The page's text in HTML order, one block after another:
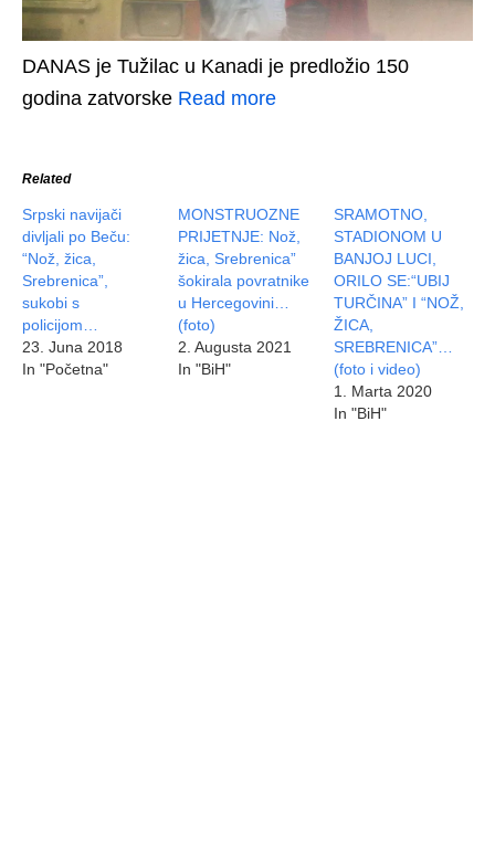
DANAS je Tužilac u Kanadi je predložio 150
godina zatvorske Read more
Related
Srpski navijači
divljali po Beču:
“Nož, žica,
Srebrenica”,
sukobi s
policijom…
23. Juna 2018
In "Početna"
MONSTRUOZNE
PRIJETNJE: Nož,
žica, Srebrenica”
šokirala povratnike
u Hercegovini…
(foto)
2. Augusta 2021
In "BiH"
SRAMOTNO,
STADIONOM U
BANJOJ LUCI,
ORILO SE:“UBIJ
TURČINA” I “NOŽ,
ŽICA,
SREBRENICA”…
(foto i video)
1. Marta 2020
In "BiH"